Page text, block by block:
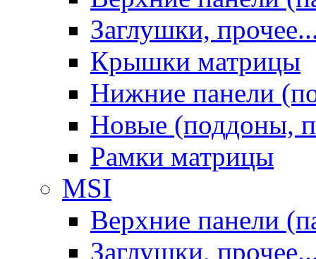
Заглушки,
Крышки матрицы
Нижние панели
Новые (поддоны,
Рамки матрицы
MSI
Верхние панели
Заглушки,